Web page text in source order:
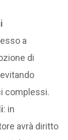
a
di
complessi.
: in
avrà diritto